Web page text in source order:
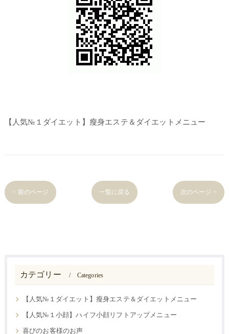
【人気№１ダイエット】瘦身エステ＆ダイエットメニュー
< 前のページ 一覧に戻る 次のページ >
カテゴリー Categories
【人気№１ダイエット】瘦身エステ＆ダイエットメニュー
【人気№１小顔】ハイフ小顔リフトアップメニュー
喜びのお客様のお声